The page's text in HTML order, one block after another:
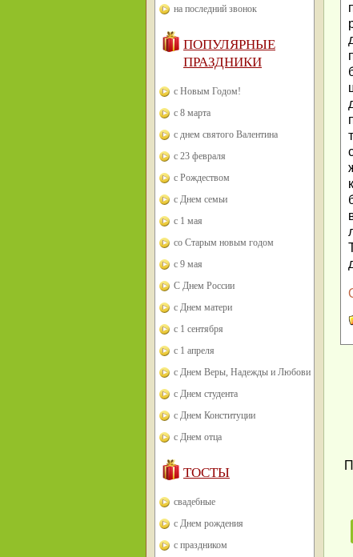
на последний звонок
ПОПУЛЯРНЫЕ
ПРАЗДНИКИ
с Новым Годом!
с 8 марта
с днем святого Валентина
с 23 февраля
с Рождеством
с Днем семьи
с 1 мая
со Старым новым годом
с 9 мая
С Днем России
с Днем матери
с 1 сентября
с 1 апреля
с Днем Веры, Надежды и Любови
с Днем студента
с Днем Конституции
с Днем отца
ТОСТЫ
свадебные
с Днем рождения
с праздником